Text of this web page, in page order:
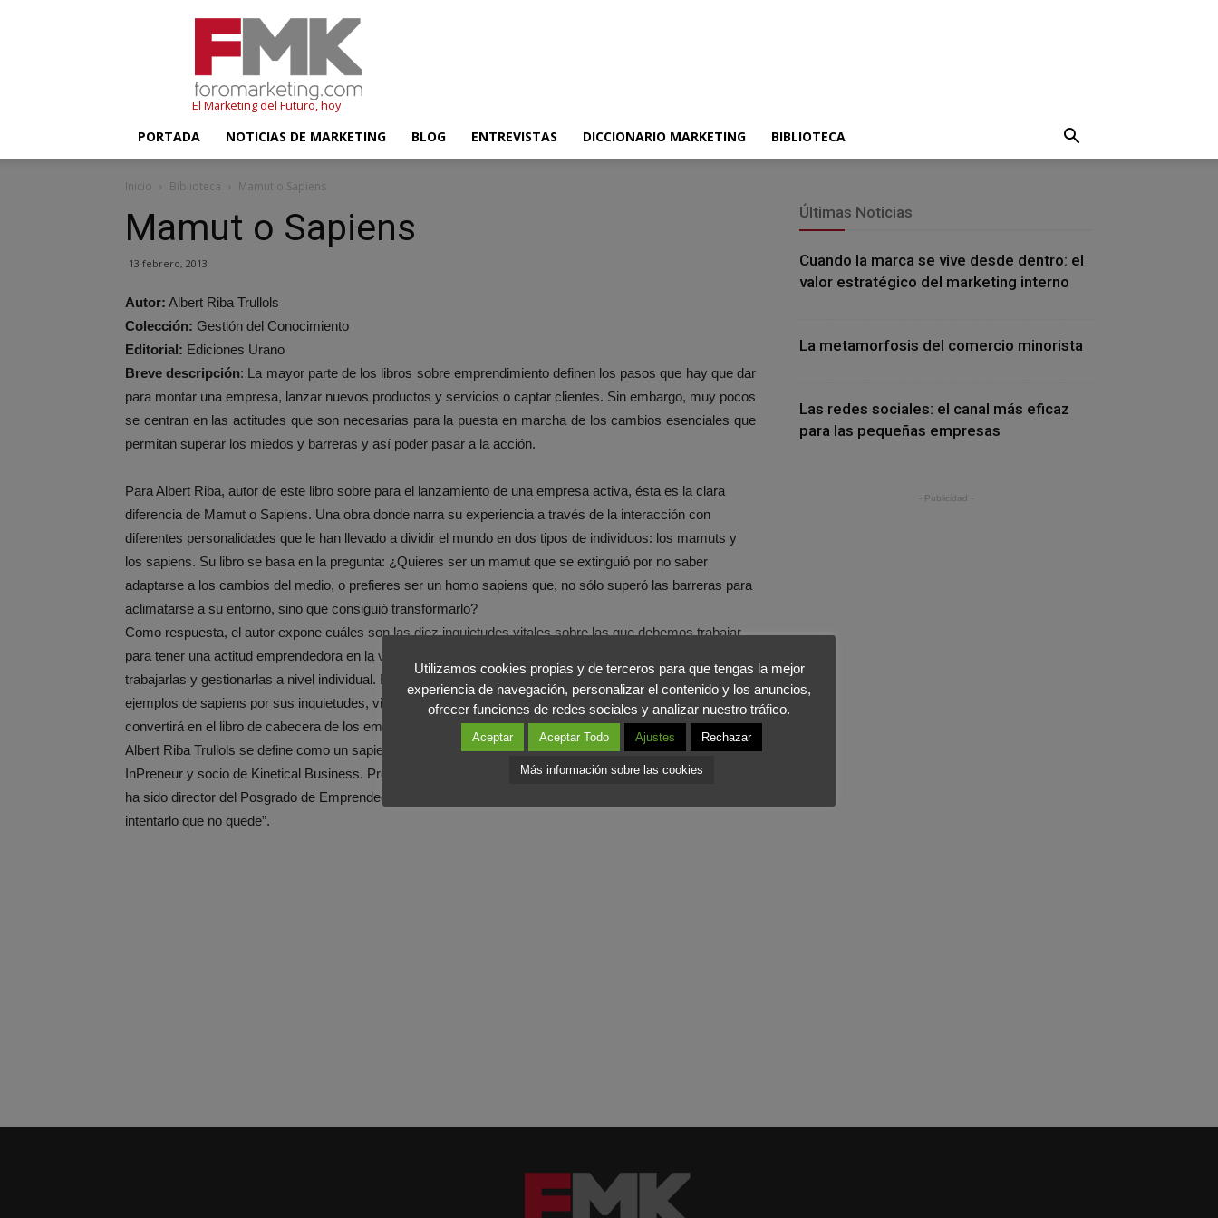
El Marketing del Futuro, hoy
PORTADA NOTICIAS DE MARKETING BLOG ENTREVISTAS DICCIONARIO MARKETING BIBLIOTECA
Inicio Biblioteca Mamut o Sapiens
Mamut o Sapiens
13 febrero, 2013
Autor: Albert Riba Trullols
Colección: Gestión del Conocimiento
Editorial: Ediciones Urano
Breve descripción: La mayor parte de los libros sobre emprendimiento definen los pasos que hay que dar
para montar una empresa, lanzar nuevos productos y servicios o captar clientes. Sin embargo, muy pocos
se centran en las actitudes que son necesarias para la puesta en marcha de los cambios esenciales que
permitan superar los miedos y barreras y así poder pasar a la acción.
Para Albert Riba, autor de este libro sobre para el lanzamiento de una empresa activa, ésta es la clara
diferencia de Mamut o Sapiens. Una obra donde narra su experiencia a través de la interacción con
diferentes personalidades que le han llevado a dividir el mundo en dos tipos de individuos: los mamuts y
los sapiens. Su libro se basa en la pregunta: ¿Quieres ser un mamut que se extinguió por no saber
adaptarse a los cambios del medio, o prefieres ser un homo sapiens que, no sólo superó las barreras para
aclimatarse a su entorno, sino que consiguió transformarlo?
Como respuesta, el autor expone cuáles son las diez inquietudes vitales sobre las que debemos trabajar
para tener una actitud emprendedora en la vida y, además, ofrece consejos de cómo afrontarlas,
trabajarlas y gestionarlas a nivel individual. En la última parte, entrevista a personas famosas y anónimas,
ejemplos de sapiens por sus inquietudes, visiones y capacidad de emprender. Mamut o Sapiens se
convertirá en el libro de cabecera de los emprendedores del siglo XXI.
Albert Riba Trullols se define como un sapiens con dos actitudes: emprender y divulgar. Es cofundador de
InPreneur y socio de Kinetical Business. Profesor asociado de EADA y profesor colaborador de La Salle,
ha sido director del Posgrado de Emprendeduría en la UPC, entre otros cargos. Su lema de vida es: “Por
intentarlo que no quede”.
Últimas Noticias
Cuando la marca se vive desde dentro: el
valor estratégico del marketing interno
La metamorfosis del comercio minorista
Las redes sociales: el canal más eficaz
para las pequeñas empresas
- Publicidad -
Utilizamos cookies propias y de terceros para que tengas la mejor
experiencia de navegación, personalizar el contenido y los anuncios,
ofrecer funciones de redes sociales y analizar nuestro tráfico.
Aceptar Aceptar Todo Ajustes Rechazar
Más información sobre las cookies